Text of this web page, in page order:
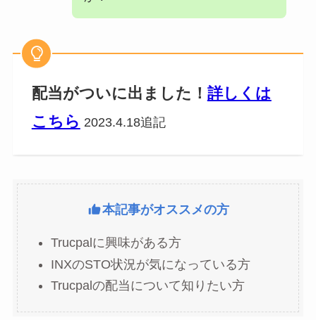
配当がついに出ました！ 詳しくは
こちら 2023.4.18追記
本記事がオススメの方
Trucpalに興味がある方
INXのSTO状況が気になっている方
Trucpalの配当について知りたい方